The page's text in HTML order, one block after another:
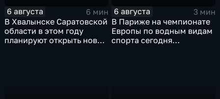
6 августа
6 мин
В Хвалынске Саратовской
области в этом году
планируют открыть новую
6 августа
3 мин
В Париже на чемпионате
Европы по водным видам
спорта сегодня